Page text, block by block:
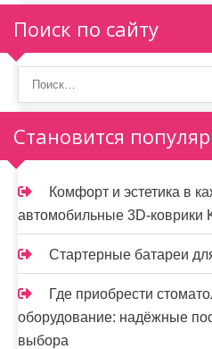
я
п
о
з
а
п
и
с
я
м
Поиск по сайту
Становится
Комфорт и эстетика в
автомобильные 3D-коврики
Стартерные батареи
Где приобрести
оборудование: надёжные
выбора